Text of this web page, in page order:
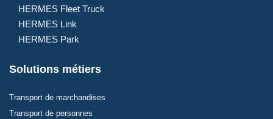
HERMES Fleet Truck
HERMES Link
HERMES Park
Solutions métiers
Transport de marchandises
Transport de personnes